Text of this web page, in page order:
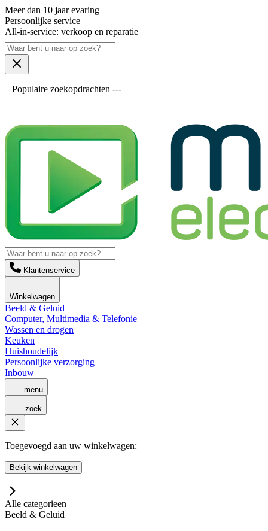
Meer dan 10 jaar evaring
Persoonlijke service
All-in-service: verkoop en reparatie
Populaire zoekopdrachten ---
Klantenservice
Winkelwagen
Beeld & Geluid
Computer, Multimedia & Telefonie
Wassen en drogen
Keuken
Huishoudelijk
Persoonlijke verzorging
Inbouw
menu
zoek
Toegevoegd aan uw winkelwagen:
Bekijk winkelwagen
Alle categorieen
Beeld & Geluid